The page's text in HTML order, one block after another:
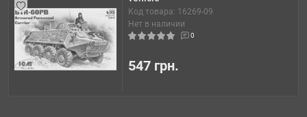
Код товара: 16269-09
Нет в наличии
0
547 грн.